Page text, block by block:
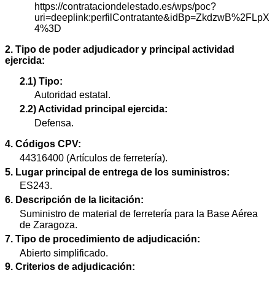
https://contrataciondelestado.es/wps/poc?
uri=deeplink:perfilContratante&idBp=ZkdzwB%2FLpX
4%3D
2. Tipo de poder adjudicador y principal actividad
ejercida:
2.1) Tipo:
Autoridad estatal.
2.2) Actividad principal ejercida:
Defensa.
4. Códigos CPV:
44316400 (Artículos de ferretería).
5. Lugar principal de entrega de los suministros:
ES243.
6. Descripción de la licitación:
Suministro de material de ferretería para la Base Aérea
de Zaragoza.
7. Tipo de procedimiento de adjudicación:
Abierto simplificado.
9. Criterios de adjudicación: